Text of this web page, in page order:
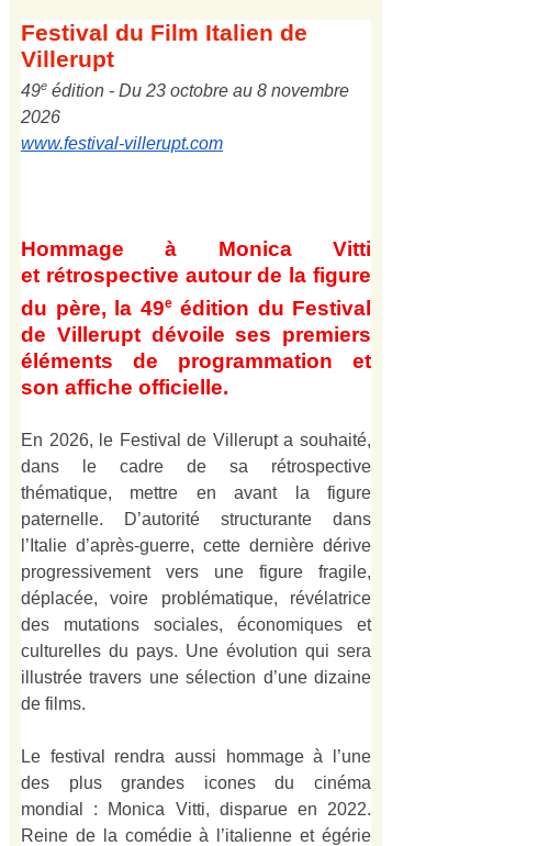
Festival du Film Italien de
Villerupt
49e édition - Du 23 octobre au 8 novembre
2026
www.festival-villerupt.com
Hommage à Monica Vitti
et rétrospective autour de la figure
du père, la 49e édition du Festival
de Villerupt dévoile ses premiers
éléments de programmation et
son affiche officielle.
En 2026, le Festival de Villerupt a souhaité,
dans le cadre de sa rétrospective
thématique, mettre en avant la figure
paternelle. D’autorité structurante dans
l’Italie d’après-guerre, cette dernière dérive
progressivement vers une figure fragile,
déplacée, voire problématique, révélatrice
des mutations sociales, économiques et
culturelles du pays. Une évolution qui sera
illustrée travers une sélection d’une dizaine
de films.
Le festival rendra aussi hommage à l’une
des plus grandes icones du cinéma
mondial : Monica Vitti, disparue en 2022.
Reine de la comédie à l’italienne et égérie